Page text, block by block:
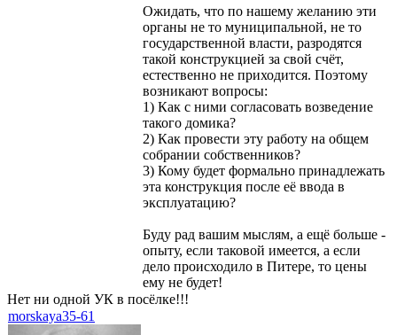
Ожидать, что по нашему желанию эти
органы не то муниципальной, не то
государственной власти, разродятся
такой конструкцией за свой счёт,
естественно не приходится. Поэтому
возникают вопросы:
1) Как с ними согласовать возведение
такого домика?
2) Как провести эту работу на общем
собрании собственников?
3) Кому будет формально принадлежать
эта конструкция после её ввода в
эксплуатацию?
Буду рад вашим мыслям, а ещё больше -
опыту, если таковой имеется, а если
дело происходило в Питере, то цены
ему не будет!
Нет ни одной УК в посёлке!!!
morskaya35-61